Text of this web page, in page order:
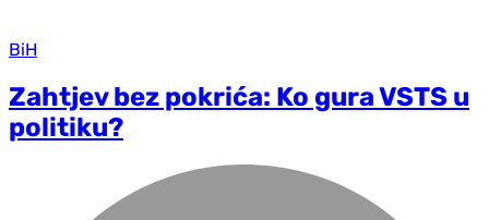
BiH
Zahtjev bez pokrića: Ko gura VSTS u
politiku?